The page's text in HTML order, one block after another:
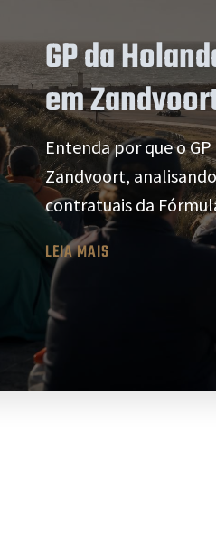
GP da
em
Entenda por que o
Zandvoort,
contratuais da
LEIA MAIS